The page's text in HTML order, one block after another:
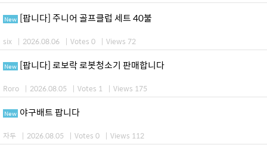
New [팝니다] 주니어 골프클럽 세트 40불
six | 2026.08.06 | Votes 0 | Views 72
New [팝니다] 로보락 로봇청소기 판매합니다
Roro | 2026.08.05 | Votes 1 | Views 175
New 야구배트 팝니다
자두 | 2026.08.05 | Votes 0 | Views 112